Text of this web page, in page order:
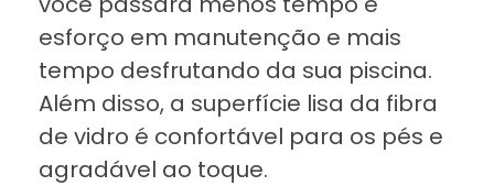
esforço em manutenção e mais
tempo desfrutando da sua piscina.
Além disso, a superfície lisa da fibra
de vidro é confortável para os pés e
agradável ao toque.